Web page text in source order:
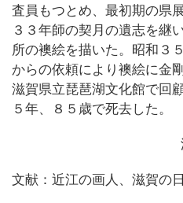
査員もつとめ、最初期の県
３３年師の契月の遺志を継
所の襖絵を描いた。昭和３
からの依頼により襖絵に金
滋賀県立琵琶湖文化館で回
５年、８５歳で死去した。
文献：近江の画人、滋賀の